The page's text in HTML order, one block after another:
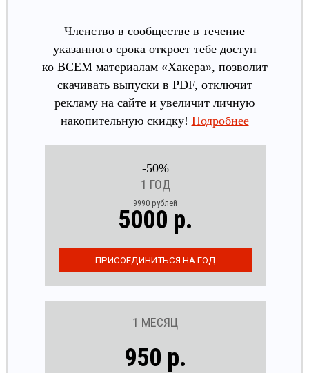
Членство в сообществе в течение
указанного срока откроет тебе доступ
ко ВСЕМ материалам «Хакера», позволит
скачивать выпуски в PDF, отключит
рекламу на сайте и увеличит личную
накопительную скидку! Подробнее
-50%
1 ГОД
9990 рублей
5000 р.
1 МЕСЯЦ
950 р.